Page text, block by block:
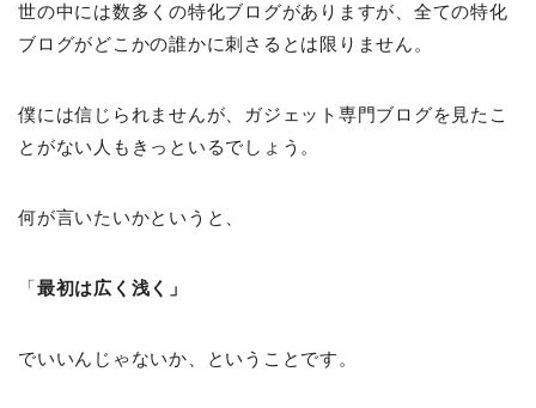
世の中には数多くの特化ブログがありますが、全ての特化
ブログがどこかの誰かに刺さるとは限りません。
僕には信じられませんが、ガジェット専門ブログを見たこ
とがない人もきっといるでしょう。
何が言いたいかというと、
「最初は広く浅く」
でいいんじゃないか、ということです。